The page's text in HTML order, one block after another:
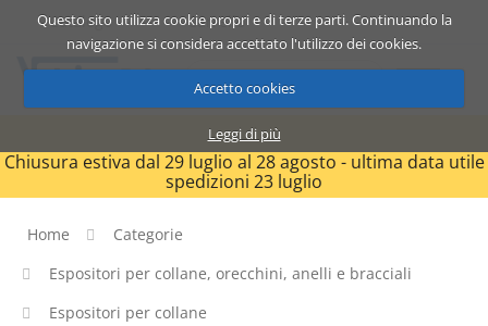
Questo sito utilizza cookie propri e di terze parti. Continuando la
navigazione si considera accettato l'utilizzo dei cookies.
Accetto cookies
Leggi di più
Catalogo Carrello ITA
Chiusura estiva dal 29 luglio al 28 agosto - ultima data utile
spedizioni 23 luglio
Home
Categorie
Espositori per collane, orecchini, anelli e bracciali
Espositori per collane